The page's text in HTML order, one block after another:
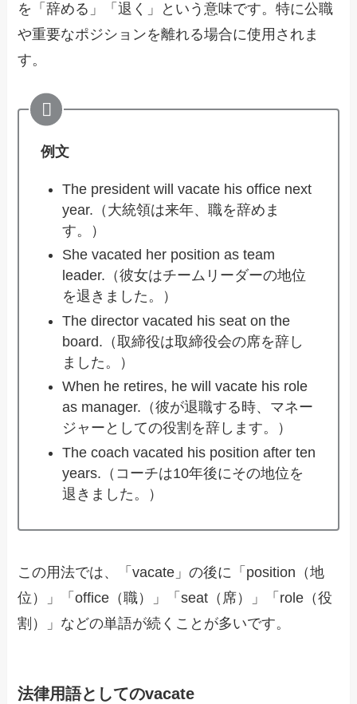
を「辞める」「退く」という意味です。特に公職
や重要なポジションを離れる場合に使用されま
す。
例文
The president will vacate his office next
year.（大統領は来年、職を辞めま
す。）
She vacated her position as team
leader.（彼女はチームリーダーの地位
を退きました。）
The director vacated his seat on the
board.（取締役は取締役会の席を辞し
ました。）
When he retires, he will vacate his role
as manager.（彼が退職する時、マネー
ジャーとしての役割を辞します。）
The coach vacated his position after ten
years.（コーチは10年後にその地位を
退きました。）
この用法では、「vacate」の後に「position（地
位）」「office（職）」「seat（席）」「role（役
割）」などの単語が続くことが多いです。
法律用語としてのvacate